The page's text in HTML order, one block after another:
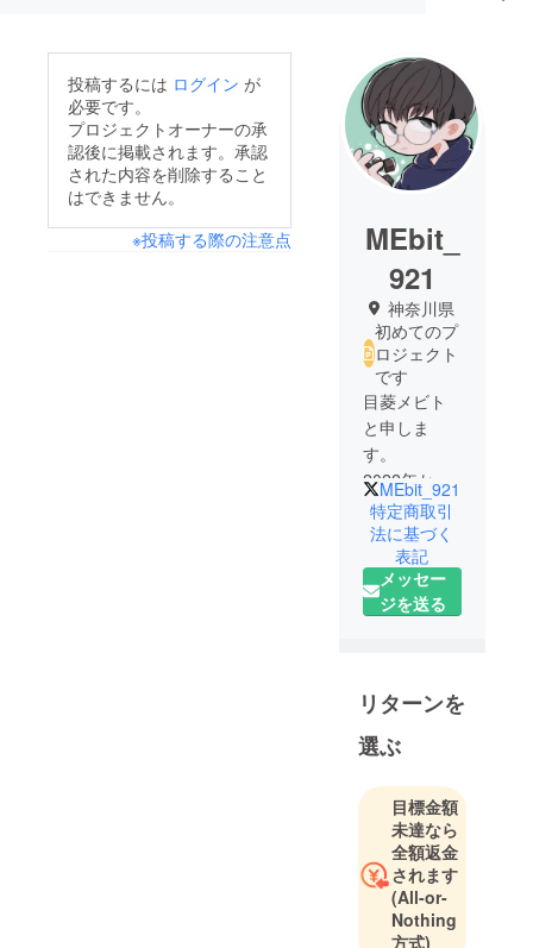
投稿するには ログイン が
必要です。
プロジェクトオーナーの承
認後に掲載されます。承認
された内容を削除すること
はできません。
※投稿する際の注意点
MEbit_
921
神奈川県
初めてのプ
ロジェクト
です
目菱メビト
と申しま
す。
2022年から
『メビシッ
ク』という
個人サーク
ルでボード
ゲームを製
特に誇れる
ような実績
はありませ
ゲ製作が楽
しくて仕方
ありませ
ん。
過去の作品
⇒『TAKIBI
MEbit_921
特定商取引
法に基づく
表記
メッセー
ジを送る
リターンを
選ぶ
目標金額
未達なら
全額返金
されます
(All-or-
Nothing
方式)